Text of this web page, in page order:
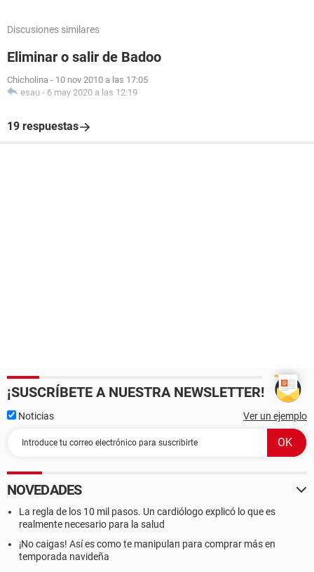
Discusiones similares
Eliminar o salir de Badoo
Chicholina - 10 nov 2010 a las 17:05
esau - 6 may 2020 a las 12:19
19 respuestas
¡SUSCRÍBETE A NUESTRA NEWSLETTER!
Noticias Ver un ejemplo
NOVEDADES
La regla de los 10 mil pasos. Un cardiólogo explicó lo que es
realmente necesario para la salud
¡No caigas! Así es como te manipulan para comprar más en
temporada navideña